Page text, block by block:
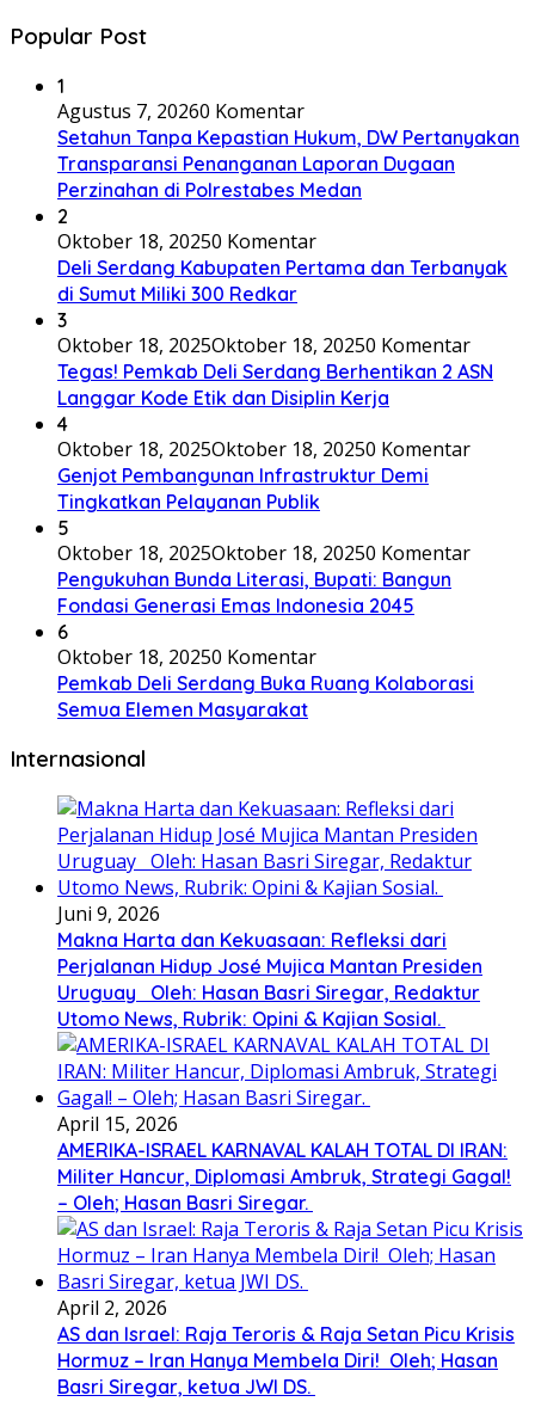
Popular Post
1
Agustus 7, 20260 Komentar
Setahun Tanpa Kepastian Hukum, DW Pertanyakan
Transparansi Penanganan Laporan Dugaan
Perzinahan di Polrestabes Medan
2
Oktober 18, 20250 Komentar
Deli Serdang Kabupaten Pertama dan Terbanyak
di Sumut Miliki 300 Redkar
3
Oktober 18, 2025Oktober 18, 20250 Komentar
Tegas! Pemkab Deli Serdang Berhentikan 2 ASN
Langgar Kode Etik dan Disiplin Kerja
4
Oktober 18, 2025Oktober 18, 20250 Komentar
Genjot Pembangunan Infrastruktur Demi
Tingkatkan Pelayanan Publik
5
Oktober 18, 2025Oktober 18, 20250 Komentar
Pengukuhan Bunda Literasi, Bupati: Bangun
Fondasi Generasi Emas Indonesia 2045
6
Oktober 18, 20250 Komentar
Pemkab Deli Serdang Buka Ruang Kolaborasi
Semua Elemen Masyarakat
Internasional
Juni 9, 2026
Makna Harta dan Kekuasaan: Refleksi dari
Perjalanan Hidup José Mujica Mantan Presiden
Uruguay Oleh: Hasan Basri Siregar, Redaktur
Utomo News, Rubrik: Opini & Kajian Sosial.
April 15, 2026
AMERIKA-ISRAEL KARNAVAL KALAH TOTAL DI IRAN:
Militer Hancur, Diplomasi Ambruk, Strategi Gagal!
– Oleh; Hasan Basri Siregar.
April 2, 2026
AS dan Israel: Raja Teroris & Raja Setan Picu Krisis
Hormuz – Iran Hanya Membela Diri! Oleh; Hasan
Basri Siregar, ketua JWI DS.